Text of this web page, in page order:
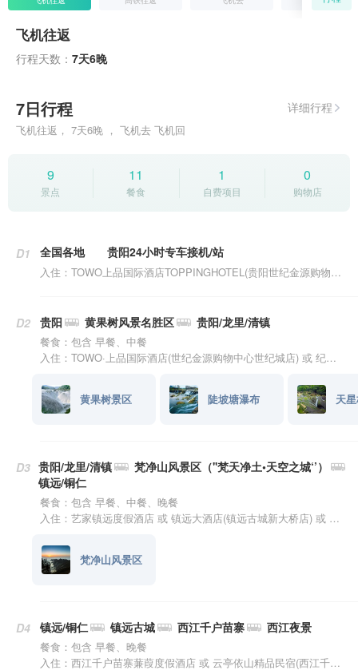
飞机往返
行程天数： 7天6晚
7日行程 详细行程
飞机往返， 7天6晚 ， 飞机去 飞机回
9
景点
11
餐食
1
自费项目
0
购物店
D1 全国各地 贵阳24小时专车接机/站
入住：TOWO上品国际酒店TOPPINGHOTEL(贵阳世纪金源购物中心世纪城店) 或 外滩一号酒店(贵阳云岩区未来方舟店) 或 Journey Light 旅途浮光酒店(贵阳观山湖会展城店) 或 贵阳希顿国际酒店(云岩区店) 或 贵阳善润云庭酒店(沙冲路地铁站店)
D2 贵阳 黄果树风景名胜区 贵阳/龙里/清镇
餐食：包含 早餐、中餐
入住：TOWO·上品国际酒店(世纪金源购物中心世纪城店) 或 纪龙酒店(龙里县中医医院店) 或 龙里伯爵钻石酒店 或 旅途浮光酒店(贵阳机场双龙航空港经济区店) 或 维也纳国际酒店(贵阳机场双龙空港店)
黄果树景区 陡坡塘瀑布 天
D3 贵阳/龙里/清镇
梵净山风景区（''梵天净土•天空之城‘’）
镇远/铜仁
餐食：包含 早餐、中餐、晚餐
入住：艺家镇远度假酒店 或 镇远大酒店(镇远古城新大桥店) 或 铜仁锦江温泉宾馆(中南门古城店) 或 铜仁楚溪大酒店 或 铂晶酒店(铜仁古城高铁站店)
梵净山风景区
D4 镇远/铜仁 镇远古城 西江千户苗寨 西江夜景
餐食：包含 早餐、晚餐
入住：西江千户苗寨蒹葭度假酒店 或 云亭依山精品民宿(西江千户苗寨店) 或 西江故事度假酒店(西江千户苗寨4号风雨桥店) 或 安妮的歌全景美宿(西江千户苗寨观景台店)